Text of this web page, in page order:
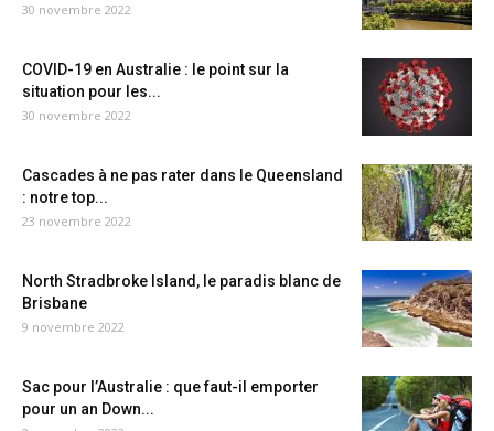
30 novembre 2022
COVID-19 en Australie : le point sur la
situation pour les...
30 novembre 2022
Cascades à ne pas rater dans le Queensland
: notre top...
23 novembre 2022
North Stradbroke Island, le paradis blanc de
Brisbane
9 novembre 2022
Sac pour l’Australie : que faut-il emporter
pour un an Down...